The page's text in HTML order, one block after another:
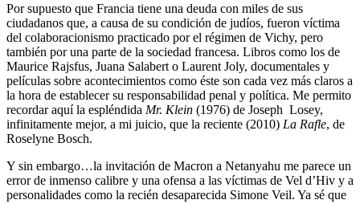
Por supuesto que Francia tiene una deuda con miles de sus
ciudadanos que, a causa de su condición de judíos, fueron víctima
del colaboracionismo practicado por el régimen de Vichy, pero
también por una parte de la sociedad francesa. Libros como los de
Maurice Rajsfus, Juana Salabert o Laurent Joly, documentales y
películas sobre acontecimientos como éste son cada vez más claros a
la hora de establecer su responsabilidad penal y política. Me permito
recordar aquí la espléndida Mr. Klein (1976) de Joseph Losey,
infinitamente mejor, a mi juicio, que la reciente (2010) La Rafle, de
Roselyne Bosch.
Y sin embargo…la invitación de Macron a Netanyahu me parece un
error de inmenso calibre y una ofensa a las víctimas de Vel d’Hiv y a
personalidades como la recién desaparecida Simone Veil. Ya sé que